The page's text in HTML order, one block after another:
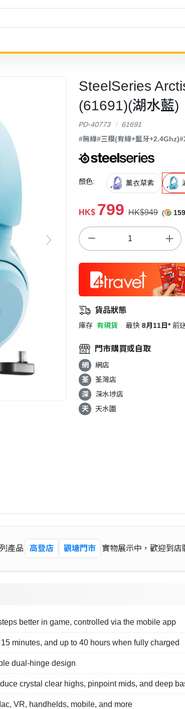
SteelSeries
(61691)(湖水藍)
PD-40773
61691
#無線#三模(有線+藍牙+2.4Ghz)
顏色: 薰衣草紫
HK$ 799 HK$949 ( 159
貨品狀態
庫存 有現貨 最快 8月11日* 前
門市購買或自取
網
網店
荃
荃灣店
深
深水埗店
天
天水圍
產品 高登店 觀塘門市 實物展示中，歡迎到店
better in game, controlled via the mobile app
minutes, and up to 40 hours when fully charged
dual-hinge design
crystal clear highs, pinpoint mids, and deep
VR, handhelds, mobile, and more